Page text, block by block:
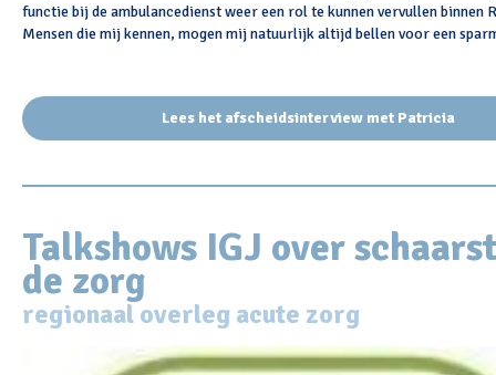
functie bij de ambulancedienst weer een rol te kunnen vervullen binnen
Mensen die mij kennen, mogen mij natuurlijk altijd bellen voor een
Lees het afscheidsinterview met Patricia
Talkshows IGJ over
de zorg
regionaal overleg acute zorg